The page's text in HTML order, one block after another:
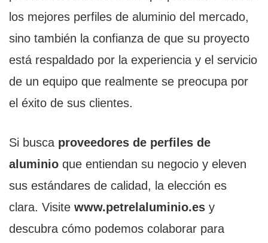
los mejores perfiles de aluminio del mercado,
sino también la confianza de que su proyecto
está respaldado por la experiencia y el servicio
de un equipo que realmente se preocupa por
el éxito de sus clientes.
Si busca proveedores de perfiles de
aluminio que entiendan su negocio y eleven
sus estándares de calidad, la elección es
clara. Visite www.petrelaluminio.es y
descubra cómo podemos colaborar para